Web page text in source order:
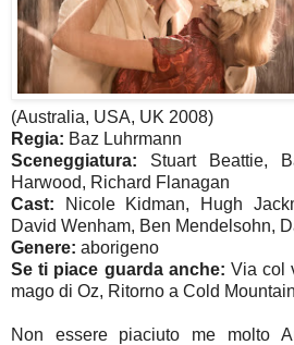
(Australia, USA, UK 2008)
Regia: Baz Luhrmann
Sceneggiatura: Stuart Beattie,
Harwood, Richard Flanagan
Cast:
Nicole Kidman, Hugh
David Wenham, Ben Mendelsohn,
Genere: aborigeno
Se ti piace guarda anche: Via col
mago di Oz, Ritorno a Cold Mountain
Non essere piaciuto me molto